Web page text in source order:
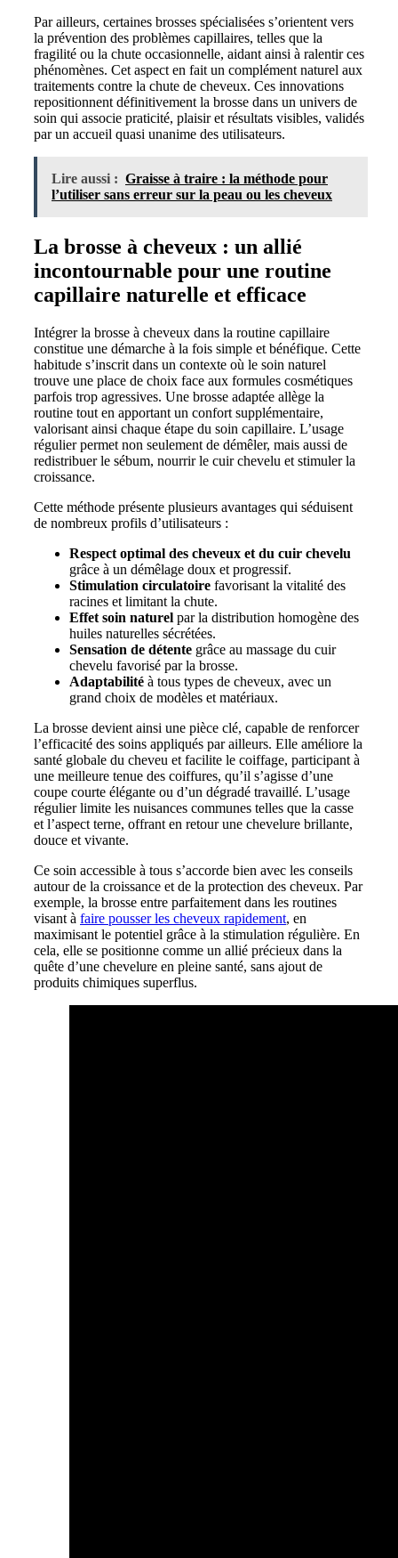
Par ailleurs, certaines brosses spécialisées s’orientent vers
la prévention des problèmes capillaires, telles que la
fragilité ou la chute occasionnelle, aidant ainsi à ralentir ces
phénomènes. Cet aspect en fait un complément naturel aux
traitements contre la chute de cheveux. Ces innovations
repositionnent définitivement la brosse dans un univers de
soin qui associe praticité, plaisir et résultats visibles, validés
par un accueil quasi unanime des utilisateurs.
Lire aussi : Graisse à traire : la méthode pour
l’utiliser sans erreur sur la peau ou les cheveux
La brosse à cheveux : un allié
incontournable pour une routine
capillaire naturelle et efficace
Intégrer la brosse à cheveux dans la routine capillaire
constitue une démarche à la fois simple et bénéfique. Cette
habitude s’inscrit dans un contexte où le soin naturel
trouve une place de choix face aux formules cosmétiques
parfois trop agressives. Une brosse adaptée allège la
routine tout en apportant un confort supplémentaire,
valorisant ainsi chaque étape du soin capillaire. L’usage
régulier permet non seulement de démêler, mais aussi de
redistribuer le sébum, nourrir le cuir chevelu et stimuler la
croissance.
Cette méthode présente plusieurs avantages qui séduisent
de nombreux profils d’utilisateurs :
Respect optimal des cheveux et du cuir chevelu
grâce à un démêlage doux et progressif.
Stimulation circulatoire favorisant la vitalité des
racines et limitant la chute.
Effet soin naturel par la distribution homogène des
huiles naturelles sécrétées.
Sensation de détente grâce au massage du cuir
chevelu favorisé par la brosse.
Adaptabilité à tous types de cheveux, avec un
grand choix de modèles et matériaux.
La brosse devient ainsi une pièce clé, capable de renforcer
l’efficacité des soins appliqués par ailleurs. Elle améliore la
santé globale du cheveu et facilite le coiffage, participant à
une meilleure tenue des coiffures, qu’il s’agisse d’une
coupe courte élégante ou d’un dégradé travaillé. L’usage
régulier limite les nuisances communes telles que la casse
et l’aspect terne, offrant en retour une chevelure brillante,
douce et vivante.
Ce soin accessible à tous s’accorde bien avec les conseils
autour de la croissance et de la protection des cheveux. Par
exemple, la brosse entre parfaitement dans les routines
visant à faire pousser les cheveux rapidement, en
maximisant le potentiel grâce à la stimulation régulière. En
cela, elle se positionne comme un allié précieux dans la
quête d’une chevelure en pleine santé, sans ajout de
produits chimiques superflus.